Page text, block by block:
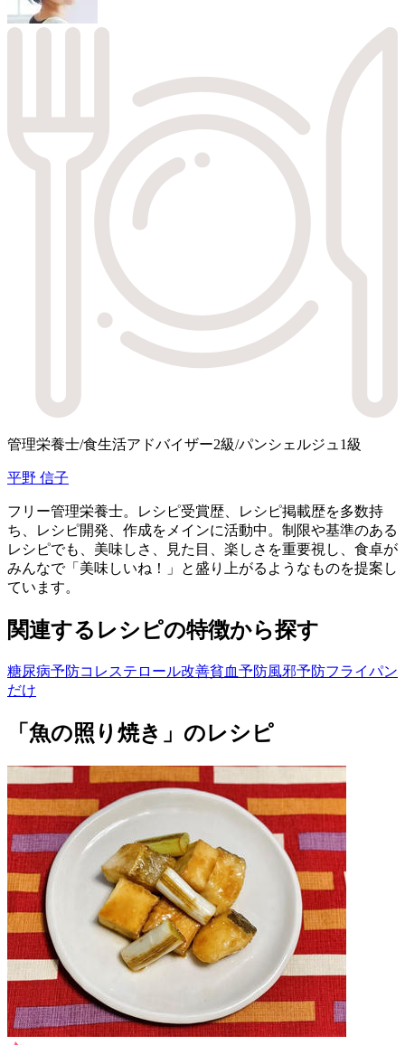
管理栄養士/食生活アドバイザー2級/パンシェルジュ1級
平野 信子
フリー管理栄養士。レシピ受賞歴、レシピ掲載歴を多数持
ち、レシピ開発、作成をメインに活動中。制限や基準のある
レシピでも、美味しさ、見た目、楽しさを重要視し、 食卓が
みんなで「美味しいね！」と盛り上がるようなものを提案し
ています。
関連するレシピの特徴から探す
糖尿病予防コレステロール改善貧血予防風邪予防フライパン
だけ
「魚の照り焼き」のレシピ